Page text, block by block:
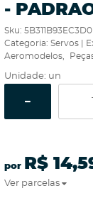
-
Sku: 5B311B93EC3D0
Categoria: Servos |
Aeromodelos
Unidade: un
por R$
Ver parcelas